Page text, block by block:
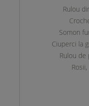
Rulou
Somon
Ciuperci la
Rulou de